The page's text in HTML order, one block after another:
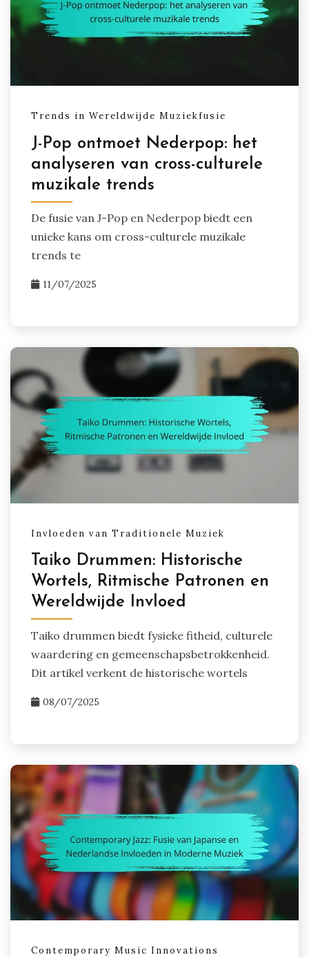
Trends in Wereldwijde Muziekfusie
J-Pop ontmoet Nederpop: het
analyseren van cross-culturele
muzikale trends
De fusie van J-Pop en Nederpop biedt een
unieke kans om cross-culturele muzikale
trends te
11/07/2025
Invloeden van Traditionele Muziek
Taiko Drummen: Historische
Wortels, Ritmische Patronen en
Wereldwijde Invloed
Taiko drummen biedt fysieke fitheid, culturele
waardering en gemeenschapsbetrokkenheid.
Dit artikel verkent de historische wortels
08/07/2025
Contemporary Music Innovations